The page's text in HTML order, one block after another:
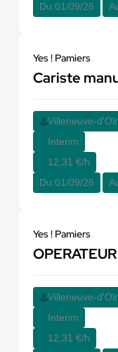
Du:01/09/26
Yes ! Pamiers
Cariste
Villeneuve-
Interim
12,31 €/h
Du:01/09/26
Yes ! Pamiers
Villeneuve-
Interim
12,31 €/h